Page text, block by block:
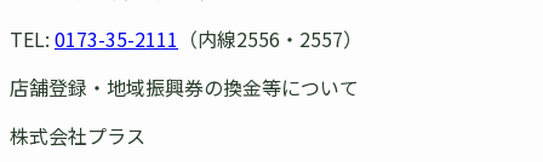
TEL: 0173-35-2111 （内線2556・2557）
店舗登録・地域振興券の換金等について
株式会社プラス